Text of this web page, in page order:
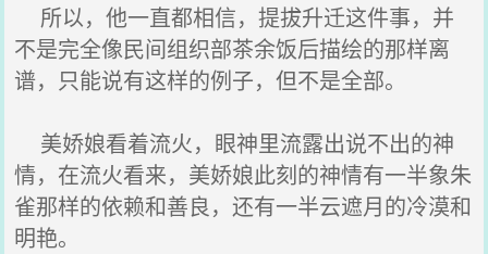
所以，他一直都相信，提拔升迁这件事，并
不是完全像民间组织部茶余饭后描绘的那样离
谱，只能说有这样的例子，但不是全部。
美娇娘看着流火，眼神里流露出说不出的神
情，在流火看来，美娇娘此刻的神情有一半象朱
雀那样的依赖和善良，还有一半云遮月的冷漠和
明艳。